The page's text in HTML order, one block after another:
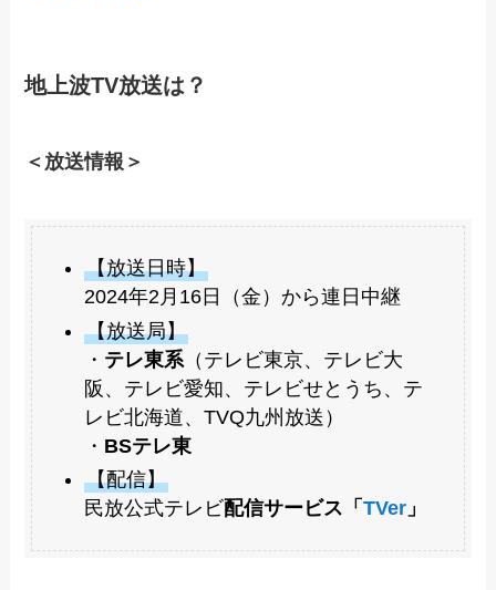
地上波TV放送は？
＜放送情報＞
【放送日時】
2024年2月16日（金）から連日中継
【放送局】
・ テレ東系 （テレビ東京、テレビ大
阪、テレビ愛知、テレビせとうち、テ
レビ北海道、TVQ九州放送）
・ BSテレ東
【配信】
民放公式テレビ配信サービス「TVer 」